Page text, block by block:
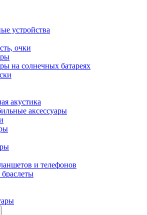
устройства
очки
на солнечных батареях
акустика
аксессуары
и телефонов